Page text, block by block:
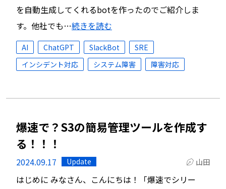
を自動生成してくれるbotを作ったのでご紹介しま
す。他社でも…続きを読む
AI ChatGPT SlackBot
SRE
インシデント対応
システム障害 障害対応
爆速で？S3の簡易管理ツールを作成す
る！！！
2024.09.17 Update 山田
はじめに みなさん、こんにちは！「爆速でシリー